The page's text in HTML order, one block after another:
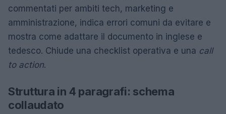
commentati per ambiti tech, marketing e
amministrazione, indica errori comuni da evitare e
mostra come adattare il documento in inglese e
tedesco. Chiude una checklist operativa e una call
to action.
Struttura in 4 paragrafi: schema
collaudato